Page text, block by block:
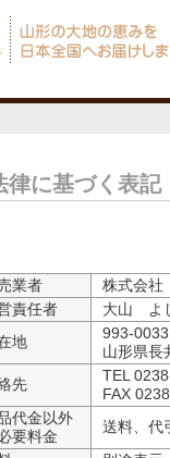
律に基づく表記
業者
株式会
責任者
大山 よ
地
993-0033
山形県長
先
TEL
FAX
代金以外
要料金
送料、代